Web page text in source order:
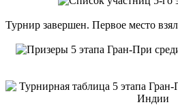
Турнир завершен. Первое место